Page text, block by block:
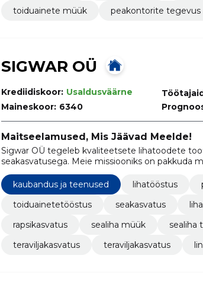
toiduainete müük
peakontorite tegevus
SIGWAR OÜ
Krediidiskoor: Usaldusväärne
Maineskoor: 6340
Maitseelamused, Mis Jäävad Meelde!
Sigwar OÜ tegeleb kvaliteetsete lihatoodete
seakasvatusega. Meie missiooniks on pakkuda
looduslikel maitsetel ja traditsioonidel ning
et tagada toodete kõrge kvaliteet.
kaubandus ja teenused lihatööstus
toiduainetetööstus
seakasvatus
rapsikasvatus
sealiha müük
sealiha
teraviljakasvatus
teraviljakasvatus